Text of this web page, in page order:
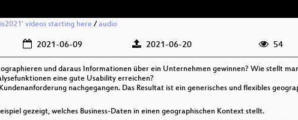
videos starting here/ audio
2021-06-09 2021-06-20 54
und daraus Informationen über ein Unternehmen gewinnen? Wie stellt
eine gute Usability erreichen?
nachgegangen. Das Resultat ist ein generisches und flexibles
gezeigt, welches Business-Daten in einen geographischen Kontext stellt.